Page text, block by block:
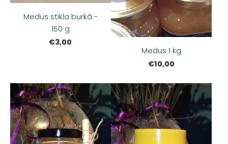
Medus stikla burkā -
150 g
€3,00
Medus 1 kg
€10,00